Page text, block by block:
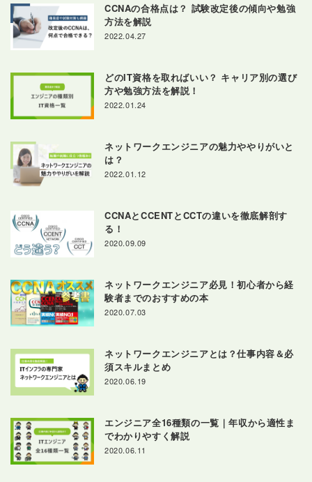
り
CCNAの合格点は？ 試験改定後の傾向や勉強
方法を解説
2022.04.27
どのIT資格を取ればいい？ キャリア別の選び
方や勉強方法を解説！
2022.01.24
ネットワークエンジニアの魅力ややりがいと
は？
2022.01.12
CCNAとCCENTとCCTの違いを徹底解剖す
る！
2020.09.09
ネットワークエンジニア必見！初心者から経
験者までのおすすめの本
2020.07.03
ネットワークエンジニアとは？仕事内容＆必
須スキルまとめ
2020.06.19
エンジニア全16種類の一覧｜年収から適性ま
でわかりやすく解説
2020.06.11